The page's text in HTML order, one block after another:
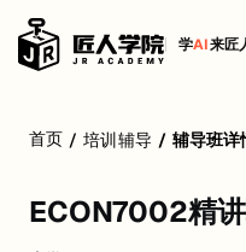
学AI来匠
ECON7002精讲班
考前对整学期知识点回顾
首页 / 培训辅导 / 辅导班详
ECON7002精